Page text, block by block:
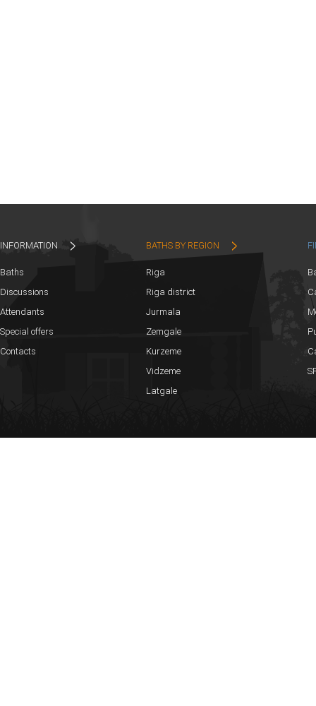
INFORMATION
Baths
Discussions
Attendants
Special offers
Contacts
BATHS BY REGION
Riga
Riga district
Jurmala
Zemgale
Kurzeme
Vidzeme
Latgale